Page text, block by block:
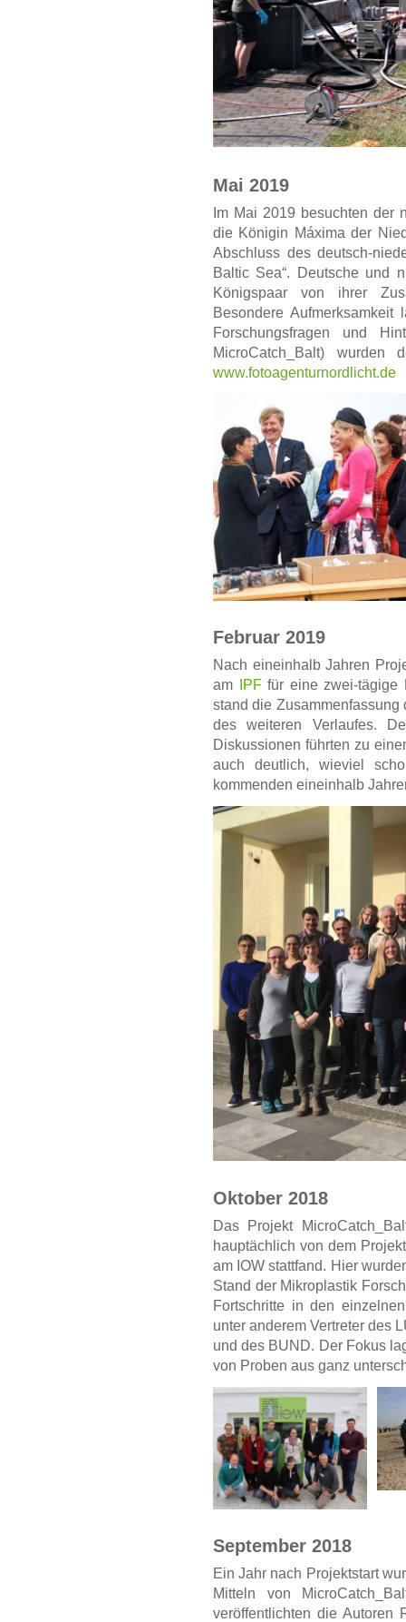
Mai 2019
Im Mai 2019 besuchten der
die Königin Máxima der
Abschluss des deutsch-
Baltic Sea“. Deutsche und
Königspaar von ihrer
Besondere
Forschungsfragen und
MicroCatch_Balt) wurden
www.fotoagenturnordlicht.de
Februar 2019
Nach eineinhalb Jahren
am
IPFfür eine zwei-tägige
stand die
des weiteren Verlaufes.
Diskussionen führten zu
auch deutlich, wieviel
kommenden eineinhalb
Oktober 2018
Das Projekt
hauptächlich von dem
am IOW stattfand. Hier
Stand der Mikroplastik
Fortschritte in den
unter anderem Vertreter des
und des BUND. Der Fokus
von Proben aus ganz
September 2018
Ein Jahr nach Projektstart
Mitteln von
veröffentlichten die Autoren